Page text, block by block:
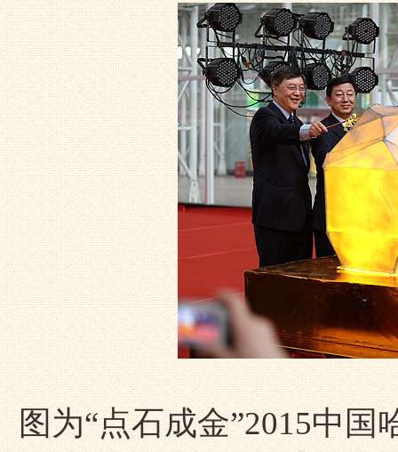
图为“点石成金”2015中